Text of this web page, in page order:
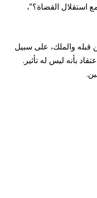
استقلال القضاة؟”،
قبله والملك، على سبيل
بأنه ليس له تأثير.